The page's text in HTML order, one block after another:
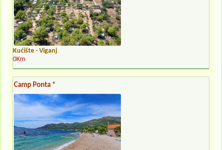
Kućište - Viganj
0Km
Camp Ponta *